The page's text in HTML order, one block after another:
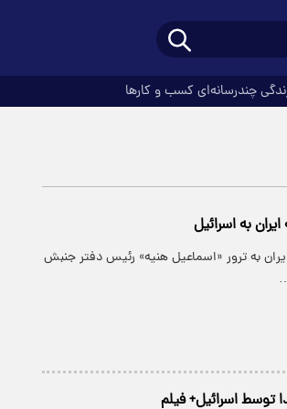
چندرسانه‌ای کسب و کارها
به اسرائیل
به ترور «اسماعیل هنیه» رئیس دفتر جنبش
توسط اسرائیل+ فیلم